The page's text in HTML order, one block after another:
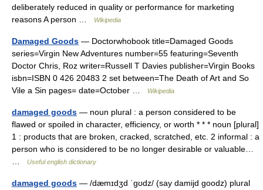
deliberately reduced in quality or performance for marketing
reasons A person …
Wikipedia
Damaged Goods — Doctorwhobook title=Damaged Goods
series=Virgin New Adventures number=55 featuring=Seventh
Doctor Chris, Roz writer=Russell T Davies publisher=Virgin Books
isbn=ISBN 0 426 20483 2 set between=The Death of Art and So
Vile a Sin pages= date=October …
Wikipedia
damaged goods — noun plural : a person considered to be
flawed or spoiled in character, efficiency, or worth * * * noun [plural]
1 : products that are broken, cracked, scratched, etc. 2 informal : a
person who is considered to be no longer desirable or valuable…
Useful english dictionary
damaged goods — /dæmɪdʒd ˈgʊdz/ (say damijd goodz) plural